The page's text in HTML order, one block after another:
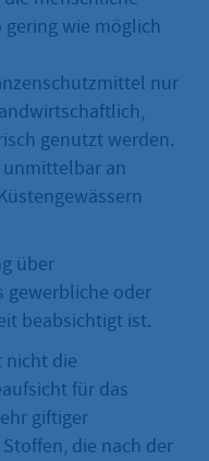
wie möglich
nur
genutzt werden.
an
über
gewerbliche oder
beabsichtigt ist.
nicht die
für das
giftiger
die nach der